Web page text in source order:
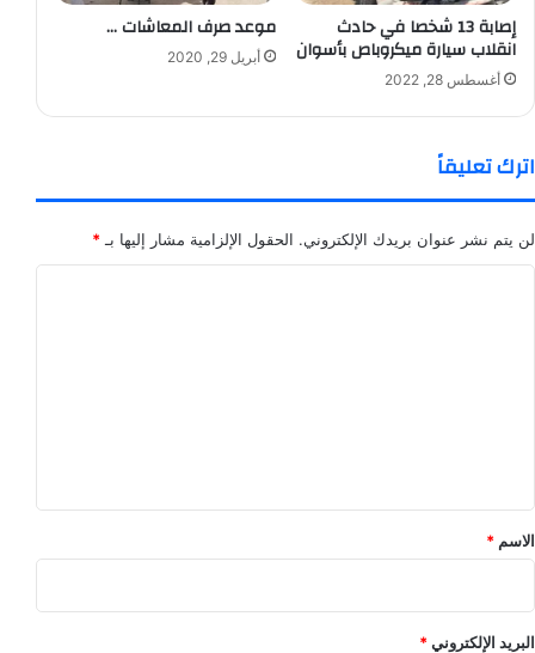
إصابة 13 شخصا في حادث
انقلاب سيارة ميكروباص بأسوان
أغسطس 28, 2022
موعد صرف المعاشات …
أبريل 29, 2020
اترك تعليقاً
لن يتم نشر عنوان بريدك الإلكتروني. الحقول الإلزامية مشار إليها بـ *
*
الاسم *
البريد الإلكتروني*